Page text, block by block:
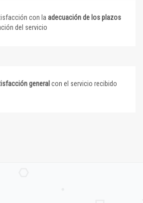
con la adecuación de los plazos
del servicio
general con el servicio recibido